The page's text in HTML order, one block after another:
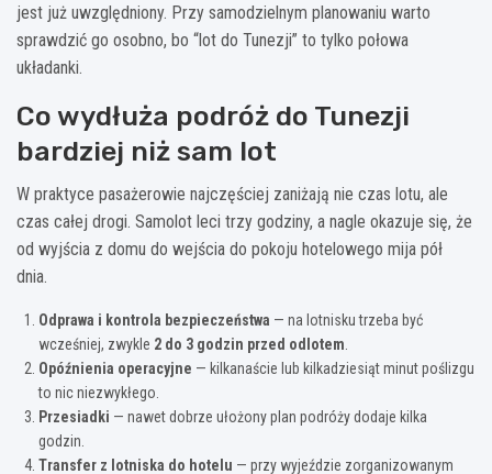
jest już uwzględniony. Przy samodzielnym planowaniu warto
sprawdzić go osobno, bo “lot do Tunezji” to tylko połowa
układanki.
Co wydłuża podróż do Tunezji
bardziej niż sam lot
W praktyce pasażerowie najczęściej zaniżają nie czas lotu, ale
czas całej drogi. Samolot leci trzy godziny, a nagle okazuje się, że
od wyjścia z domu do wejścia do pokoju hotelowego mija pół
dnia.
Odprawa i kontrola bezpieczeństwa — na lotnisku trzeba być
wcześniej, zwykle 2 do 3 godzin przed odlotem
Opóźnienia operacyjne — kilkanaście lub kilkadziesiąt minut poślizgu
to nic niezwykłego.
Przesiadki — nawet dobrze ułożony plan podróży dodaje kilka
godzin.
Transfer z lotniska do hotelu — przy wyjeździe zorganizowanym